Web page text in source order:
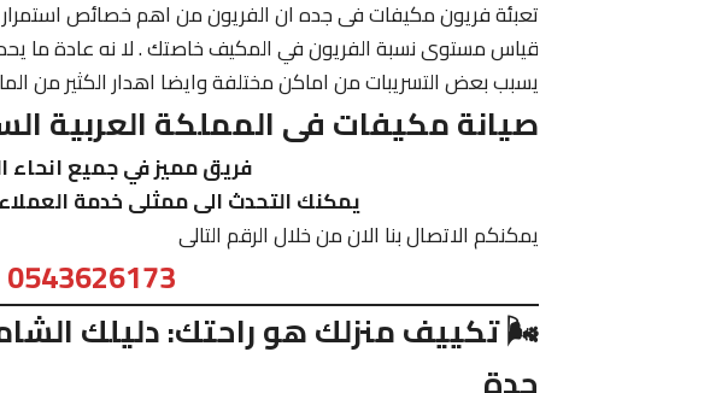
تعبئة فريون مكيفات فى جده ان الفريون من اهم خصائص
قياس مستوى نسبة الفريون في المكيف خاصتك . لا نه عادة ما
يسبب بعض التسريبات من اماكن مختلفة وايضا اهدار الكثير من
صيانة مكيفات فى المملكة العربية
فريق مميز في جميع انحاء
يمكنك التحدث الى ممثلى خدمة
يمكنكم الاتصال بنا الان من خلال الرقم التالى
0543626173
🌬️ تكييف منزلك هو راحتك: دليلك